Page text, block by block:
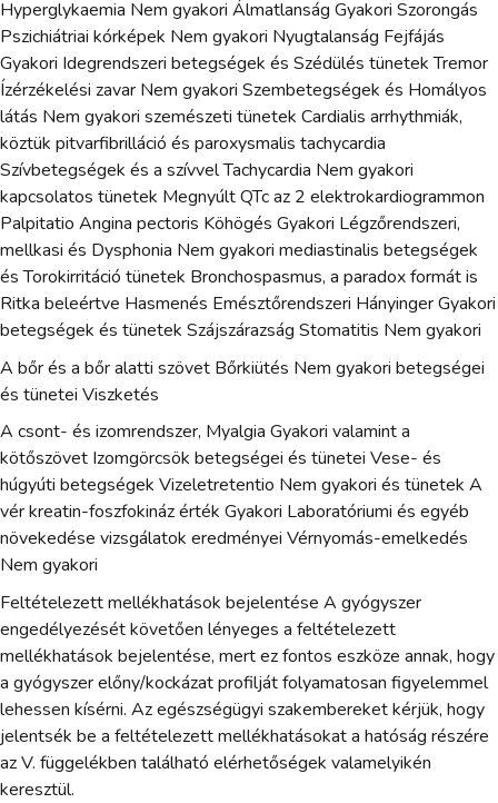
Hyperglykaemia Nem gyakori Álmatlanság Gyakori Szorongás
Pszichiátriai kórképek Nem gyakori Nyugtalanság Fejfájás
Gyakori Idegrendszeri betegségek és Szédülés tünetek Tremor
Ízérzékelési zavar Nem gyakori Szembetegségek és Homályos
látás Nem gyakori szemészeti tünetek Cardialis arrhythmiák,
köztük pitvarfibrilláció és paroxysmalis tachycardia
Szívbetegségek és a szívvel Tachycardia Nem gyakori
kapcsolatos tünetek Megnyúlt QTc az 2 elektrokardiogrammon
Palpitatio Angina pectoris Köhögés Gyakori Légzőrendszeri,
mellkasi és Dysphonia Nem gyakori mediastinalis betegségek
és Torokirritáció tünetek Bronchospasmus, a paradox formát is
Ritka beleértve Hasmenés Emésztőrendszeri Hányinger Gyakori
betegségek és tünetek Szájszárazság Stomatitis Nem gyakori
A bőr és a bőr alatti szövet Bőrkiütés Nem gyakori betegségei
és tünetei Viszketés
A csont- és izomrendszer, Myalgia Gyakori valamint a
kötőszövet Izomgörcsök betegségei és tünetei Vese- és
húgyúti betegségek Vizeletretentio Nem gyakori és tünetek A
vér kreatin-foszfokináz érték Gyakori Laboratóriumi és egyéb
növekedése vizsgálatok eredményei Vérnyomás-emelkedés
Nem gyakori
Feltételezett mellékhatások bejelentése A gyógyszer
engedélyezését követően lényeges a feltételezett
mellékhatások bejelentése, mert ez fontos eszköze annak, hogy
a gyógyszer előny/kockázat profilját folyamatosan figyelemmel
lehessen kísérni. Az egészségügyi szakembereket kérjük, hogy
jelentsék be a feltételezett mellékhatásokat a hatóság részére
az V. függelékben található elérhetőségek valamelyikén
keresztül.